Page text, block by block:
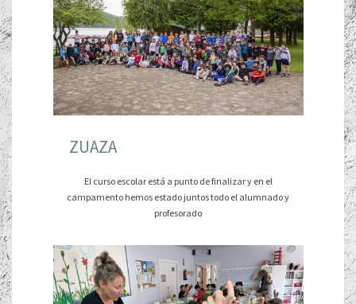
ZUAZA
El curso escolar está a punto de finalizar y en el
campamento hemos estado juntos todo el alumnado y
profesorado